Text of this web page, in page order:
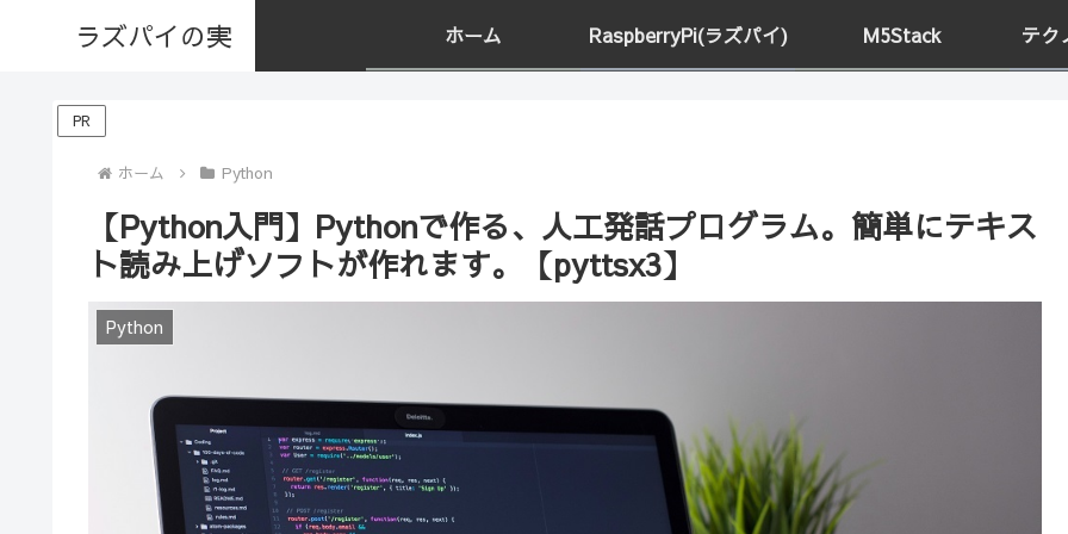
ラズパイの実 ホーム RaspberryPi(ラズパイ) M5Stack テク
PR
ホーム Python
【Python入門】Pythonで作る、人工発話プログラム。簡単にテキス
ト読み上げソフトが作れます。【pyttsx3】
Python